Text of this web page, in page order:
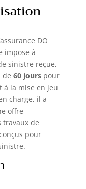
DO
impose à
sinistre reçue,
de 60 jourspour
à la mise en jeu
charge, il a
offre
travaux de
pour